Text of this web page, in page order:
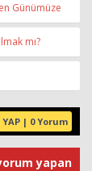
Günümüze
mı?
YAP | 0 Yorum
yapan